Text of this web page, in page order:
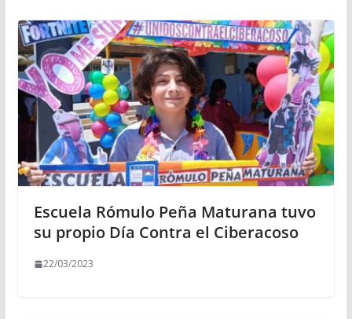
Escuela Rómulo Peña Maturana tuvo
su propio Día Contra el Ciberacoso
22/03/2023